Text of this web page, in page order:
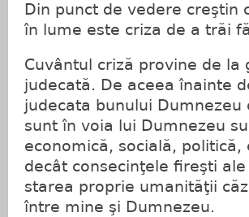
Din punct de vedere creştin
în lume este criza de a trăi
Cuvântul criză provine de la
judecată. De aceea înainte
judecata bunului
sunt în voia lui Dumnezeu
economică, socială,
decât consecinţele fireşti
starea proprie umanităţii
între mine şi Dumnezeu.